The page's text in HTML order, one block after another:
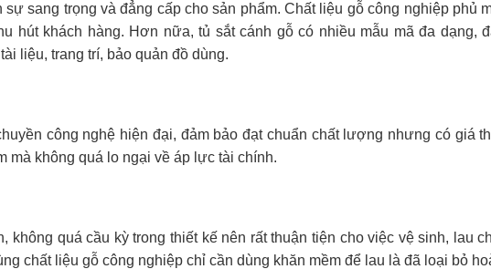
sự sang trọng và đẳng cấp cho sản phẩm. Chất liệu gỗ công nghiệp phủ
hút khách hàng. Hơn nữa, tủ sắt cánh gỗ có nhiều mẫu mã đa dạng,
liệu, trang trí, bảo quản đồ dùng.
công nghệ hiện đại, đảm bảo đạt chuẩn chất lượng nhưng có giá
mà không quá lo ngại về áp lực tài chính.
không quá cầu kỳ trong thiết kế nên rất thuận tiện cho việc vệ sinh, lau
chất liệu gỗ công nghiệp chỉ cần dùng khăn mềm để lau là đã loại bỏ